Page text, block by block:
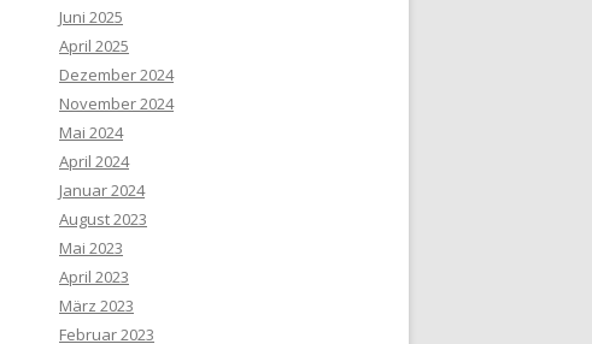
Juni 2025
April 2025
Dezember 2024
November 2024
Mai 2024
April 2024
Januar 2024
August 2023
Mai 2023
April 2023
März 2023
Februar 2023